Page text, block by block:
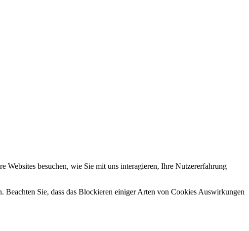
besuchen, wie Sie mit uns interagieren, Ihre Nutzererfahrung
Sie, dass das Blockieren einiger Arten von Cookies Auswirkungen